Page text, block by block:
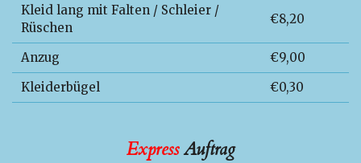
Kleid lang mit Falten / Schleier /
Rüschen
€8,20
Anzug
€9,00
Kleiderbügel
€0,30
ExpressAuftrag